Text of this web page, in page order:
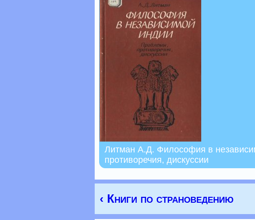
Литман А.Д. Философия в
противоречия, дискуссии
‹ Книги по страноведению